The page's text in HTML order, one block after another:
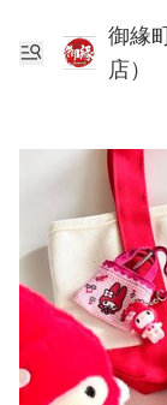
御緣
店）